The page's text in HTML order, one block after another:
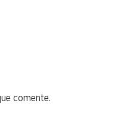
comente.